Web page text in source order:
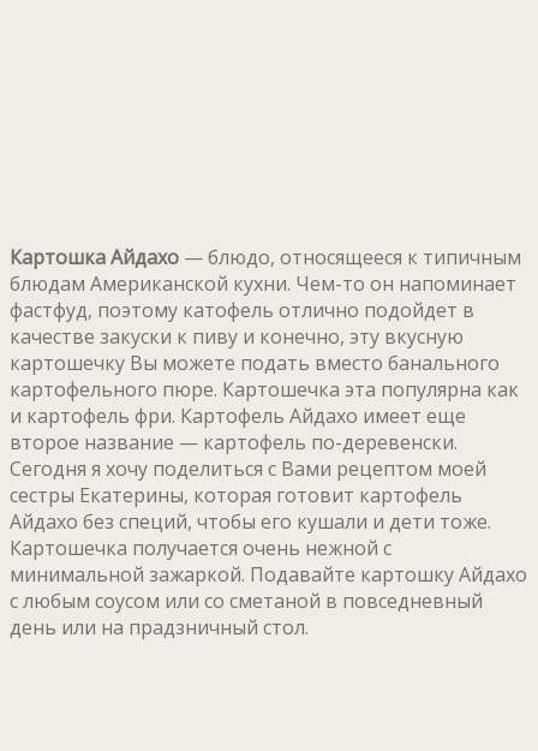
Картошка Айдахо — блюдо, относящееся к типичным
блюдам Американской кухни. Чем-то он напоминает
фастфуд, поэтому катофель отлично подойдет в
качестве закуски к пиву и конечно, эту вкусную
картошечку Вы можете подать вместо банального
картофельного пюре. Картошечка эта популярна как
и картофель фри. Картофель Айдахо имеет еще
второе название — картофель по-деревенски.
Сегодня я хочу поделиться с Вами рецептом моей
сестры Екатерины, которая готовит картофель
Айдахо без специй, чтобы его кушали и дети тоже.
Картошечка получается очень нежной с
минимальной зажаркой. Подавайте картошку Айдахо
с любым соусом или со сметаной в повседневный
день или на прадзничный стол.